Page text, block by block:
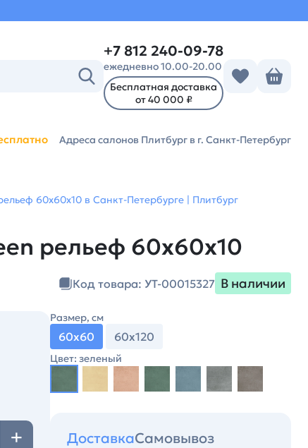
+7 812 240-09-78
ежедневно 10.00-20.00
Бесплатная доставка
от 40 000 ₽
Адреса салонов Плитбург в г. Санкт-Петербург
60х60х10 в Санкт-Петербурге | Плитбург
рельеф 60х60х10
Код товара: УТ-00015327 В наличии
Размер, см
60х60 60х120
Цвет: зеленый
ДоставкаСамовывоз